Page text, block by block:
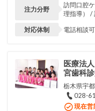
注力分野
訪問口腔
理指導） /
対応体制 電話相談可
医療法
宮歯科
栃木県宇
028-
現在営